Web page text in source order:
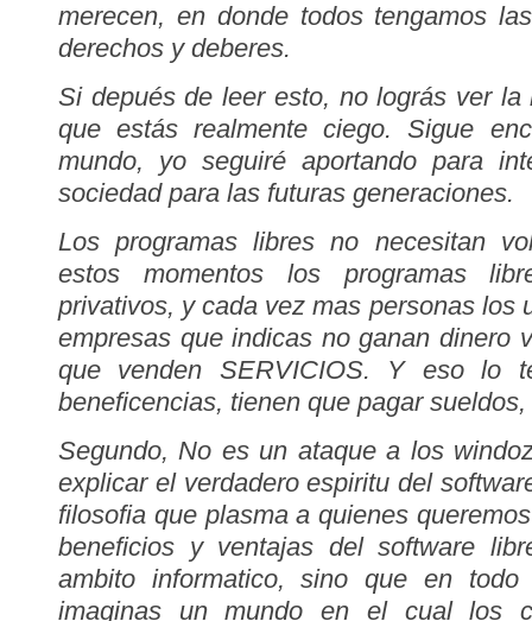
merecen, en donde todos tengamos
derechos y deberes.
Si depués de leer esto, no lográs ver
que estás realmente ciego. Sigue
mundo, yo seguiré aportando para
sociedad para las futuras generaciones.
Los programas libres no necesitan
estos momentos los programas
privativos, y cada vez mas personas los
empresas que indicas no ganan dinero
que venden SERVICIOS. Y eso lo
beneficencias, tienen que pagar
Segundo, No es un ataque a los
explicar el verdadero espiritu del
filosofia que plasma a quienes
beneficios y ventajas del software
ambito informatico, sino que en todo
imaginas un mundo en el cual los